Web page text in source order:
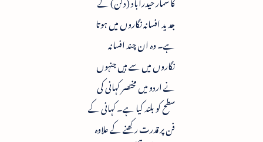
جدید افسانہ نگاروں میں ہوتا
ہے۔ وہ ان چند افسانہ
نگاروں میں سے ہیں جنہوں
نے اردو میں مختصر کہانی کی
سطح کو بلند کیا ہے۔ کہانی کے
فن پر قدرت رکھنے کے علاوہ